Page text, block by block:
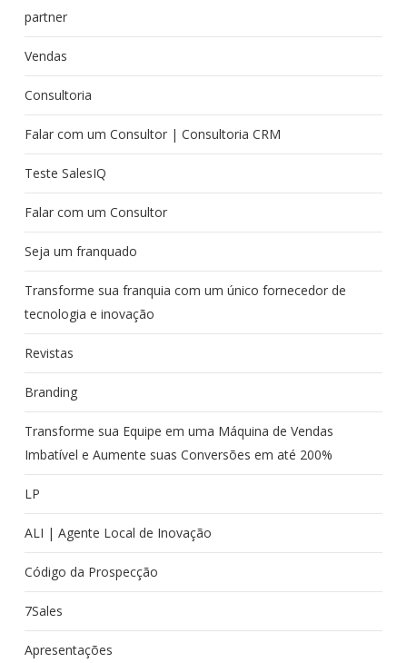
partner
Vendas
Consultoria
Falar com um Consultor | Consultoria CRM
Teste SalesIQ
Falar com um Consultor
Seja um franquado
Transforme sua franquia com um único fornecedor de
tecnologia e inovação
Revistas
Branding
Transforme sua Equipe em uma Máquina de Vendas
Imbatível e Aumente suas Conversões em até 200%
LP
ALI | Agente Local de Inovação
Código da Prospecção
7Sales
Apresentações